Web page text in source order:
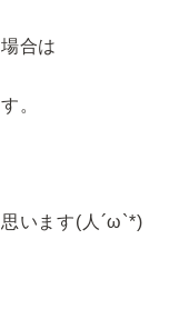
合は
。
います(人´ω`*)